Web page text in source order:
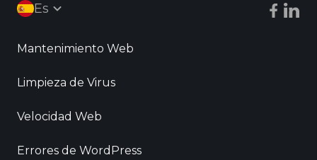
Es
Mantenimiento Web
Limpieza de Virus
Velocidad Web
Errores de WordPress